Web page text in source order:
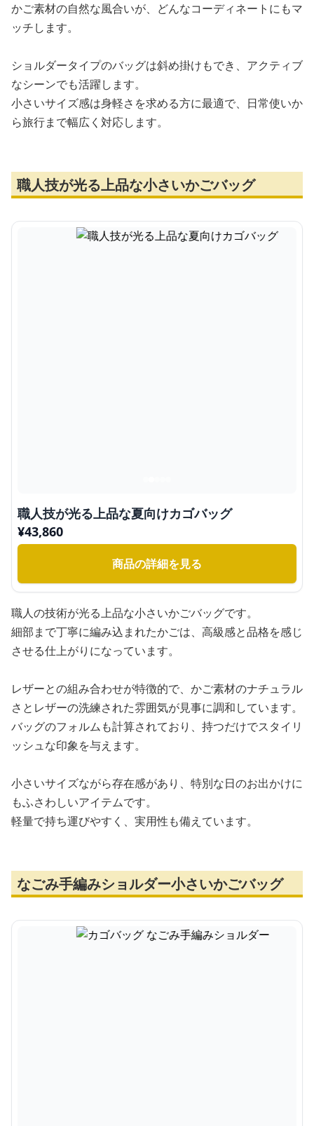
かご素材の自然な風合いが、どんなコーディネートにもマ
ッチします。
ショルダータイプのバッグは斜め掛けもでき、アクティブ
なシーンでも活躍します。
小さいサイズ感は身軽さを求める方に最適で、日常使いか
ら旅行まで幅広く対応します。
職人技が光る上品な小さいかごバッグ
職人技が光る上品な夏向けカゴバッグ
¥43,860
商品の詳細を見る
職人の技術が光る上品な小さいかごバッグです。
細部まで丁寧に編み込まれたかごは、高級感と品格を感じ
させる仕上がりになっています。
レザーとの組み合わせが特徴的で、かご素材のナチュラル
さとレザーの洗練された雰囲気が見事に調和しています。
バッグのフォルムも計算されており、持つだけでスタイリ
ッシュな印象を与えます。
小さいサイズながら存在感があり、特別な日のお出かけに
もふさわしいアイテムです。
軽量で持ち運びやすく、実用性も備えています。
なごみ手編みショルダー小さいかごバッグ